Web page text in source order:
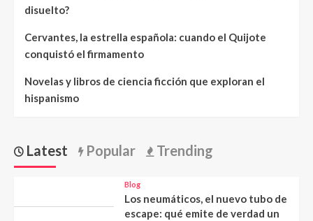
disuelto?
Cervantes, la estrella española: cuando el Quijote
conquistó el firmamento
Novelas y libros de ciencia ficción que exploran el
hispanismo
Latest Popular Trending
Blog
Los neumáticos, el nuevo tubo de
escape: qué emite de verdad un